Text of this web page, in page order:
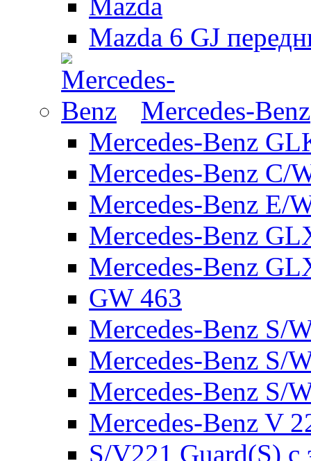
Mazda 6 GJ
Mercedes-Benz
Mercedes-Benz
Mercedes-Benz C/
Mercedes-Benz E/
Mercedes-Benz
Mercedes-Benz
GW 463
Mercedes-Benz S/
Mercedes-Benz S/
Mercedes-Benz S/
Mercedes-Benz V
S/V221 Guard(S) с